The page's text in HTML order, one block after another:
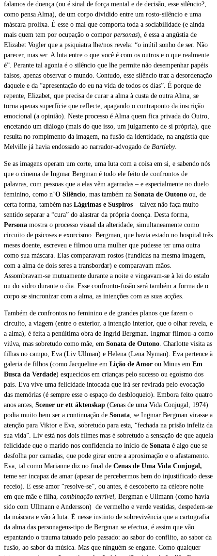
falamos de doença (ou é sinal de força mental e de decisão, esse silêncio?,
como pensa Alma), de um corpo dividido entre um rosto-silêncio e uma
máscara-prolixa. É esse o mal que comporta toda a sociabilidade (e ainda
mais quem tem por ocupação o compor personas) é essa a angústia de
Elizabet Vogler que a psiquiatra lhe/nos revela: “o inútil sonho de ser. Não
parecer, mas ser. A luta entre o que você é com os outros e o que realmente
é”. Perante tal agonia é o silêncio que lhe permite não desempenhar papéis
falsos, apenas observar o mundo. Contudo, esse silêncio traz a desordenação
daquele e da “apresentação do eu na vida de todos os dias”. É porque de
repente, Elizabet, que precisa de curar a alma à custa de outra Alma, se
torna apenas superfície que reflecte, apagando o contraponto da inscrição
emocional (a opinião). Neste processo é Alma quem fica privada do Outro,
encetando um diálogo (mais do que isso, um julgamento de si própria), que
resulta no rompimento da imagem, na fusão da identidade, na angústia que
Melville já havia endossado ao narrador-advogado de Bartleby.
Se as imagens operam um corte, uma luta com a coisa em si, e sabendo nós
que o cinema de Ingmar Bergman é todo ele feito de confrontos de
palavras, com pessoas que a elas vêm agarradas – e especialmente no duelo
feminino, como n’O Silêncio , mas também na Sonata de Outono ou, de
certa forma, também nas Lágrimas e Suspiros – talvez não faça muito
sentido separar a “cura” do alastrar da própria doença. Desta forma,
Persona mostra o processo visual da alteridade, simultaneamente como
circuito de psicoses e exorcismo. Bergman, que havia estado no hospital três
meses doente, escreveu e filmou uma mulher que pudesse ter uma outra
como sua máscara. Elas comparavam rostos (fundidas na mesma imagem,
com a alma de dois seres a transbordar) e comparavam mãos.
Assombravam-se mutuamente durante a noite e vingavam-se à lei do estalo
ou do vidro durante o dia. Esse confronto-fusão será também a forma de o
corpo se sincronizar com a alma, as intenções com as suas acções.
Também de confrontos no feminino e de grandes planos que fazem o
circuito, a viagem (entre o exterior, a intenção interior, que o olhar revela, e
a alma), é feita a penúltima obra de Ingrid Bergman. Ingmar filmou-a como
viúva, mas sobretudo como mãe, em Sonata de Outono . Charlotte visita as
filhas no campo, Eva (Liv Ullman) e Helena (Lena Nyman). Eva pertence à
galeria de filhos (como Jacqueline em Lição de Amor ou Minus em Em
Busca da Verdade) esquecidos em crianças pelo sucesso ou egoísmo dos
pais. Eva vive uma felicidade intocada que irá ser revirada pelo evocação
das memórias (é sempre esse o espaço do desbloqueio). Embora feito quatro
anos antes, Scener ur ett äktenskap (Cenas de uma Vida Conjugal, 1974)
podia muito bem ser a continuação de Sonata , se Ingmar Bergman virasse a
atenção para Viktor e Eva, sobretudo para esta, “fechada na prisão infeliz da
sua vida”. Liv está nos dois filmes mas é sobretudo a sensação de que aquela
felicidade que o marido nos confidencia no início de Sonata é algo que se
desfolha por camadas, que pode girar entre a aproximação e o afastamento.
Eva, tal como Marianne diz no final de Cenas de Uma Vida Conjugal,
teme ser incapaz de amar (apesar de percebermos bem do injustificado desse
receio). E esse amor “resolve-se”, ou antes, é descoberto na célebre noite
em que mãe e filha, combinação terrível , Bergman e Ullmann (como havia
sido com Ullmann e Andersson) de vermelho e verde vestidas, despedem-se
da máscara e vão à luta. É nesse instinto de sobrevivência que a cartografia
da alma das personagens-tipo de Bergman se efectua, é assim que vão
espantando o trauma tatuado pelo passado: ao sabor do conflito, ao sabor da
fusão, ao sabor da música. Mas que ninguém se engane. Como qualquer